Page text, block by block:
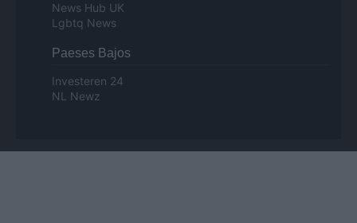
News Hub UK
Lgbtq News
Paeses Bajos
Investeren 24
NL Newz